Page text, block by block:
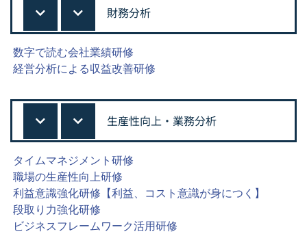
財務分析
数字で読む会社業績研修
経営分析による収益改善研修
生産性向上・業務分析
タイムマネジメント研修
職場の生産性向上研修
利益意識強化研修【利益、コスト意識が身につく】
段取り力強化研修
ビジネスフレームワーク活用研修